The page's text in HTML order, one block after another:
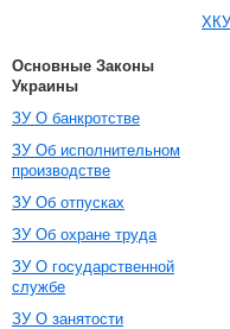
ХКУ
Основные Законы
Украины
ЗУ О банкротстве
ЗУ Об исполнительном
производстве
ЗУ Об отпусках
ЗУ Об охране труда
ЗУ О государственной
службе
ЗУ О занятости